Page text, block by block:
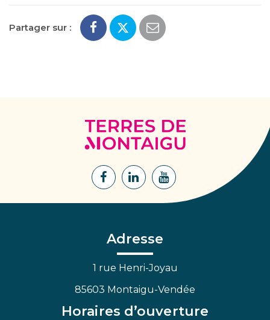
Partager sur :
Terres
de
Montaigu
Lien
Facebook
Lien
Lien
Adresse
1 rue Henri-Joyau
85603 Montaigu-Vendée
Horaires d’ouverture